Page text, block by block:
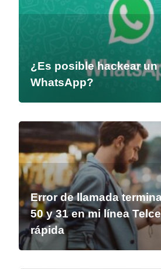
¿Es posible hackear un
WhatsApp?
Error de llamada
50 y 31 en mi línea
rápida